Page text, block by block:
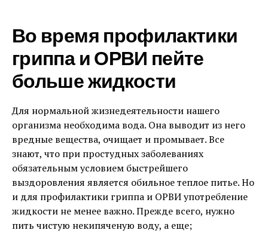
Во время профилактики
гриппа и ОРВИ пейте
больше жидкости
Для нормальной жизнедеятельности нашего
организма необходима вода. Она выводит из него
вредные вещества, очищает и промывает. Все
знают, что при простудных заболеваниях
обязательным условием быстрейшего
выздоровления является обильное теплое питье. Но
и для профилактики гриппа и ОРВИ употребление
жидкости не менее важно. Прежде всего, нужно
пить чистую некипяченую воду, а еще;